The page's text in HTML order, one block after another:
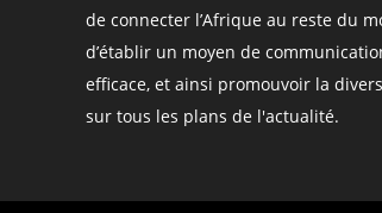
de connecter l’Afrique au reste du
d’établir un moyen de
efficace, et ainsi promouvoir la
sur tous les plans de l'actualité.